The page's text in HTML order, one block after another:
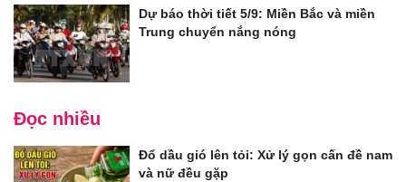
Dự báo thời tiết 5/9: Miền Bắc và miền
Trung chuyển nắng nóng
Đọc nhiều
Đổ dầu gió lên tỏi: Xử lý gọn cấn đề nam
và nữ đều gặp